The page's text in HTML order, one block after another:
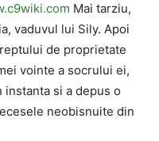
Mai tarziu,
vaduvul lui Sily. Apoi
de proprietate
vointe a socrului ei,
instanta si a depus o
neobisnuite din